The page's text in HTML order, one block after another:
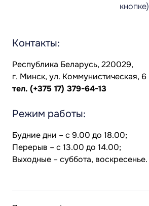
кнопке)
Контакты:
Республика Беларусь, 220029,
г. Минск, ул. Коммунистическая, 6
тел. (+375 17) 379-64-13
Режим работы:
Будние дни – с 9.00 до 18.00;
Перерыв – с 13.00 до 14.00;
Выходные – суббота, воскресенье.